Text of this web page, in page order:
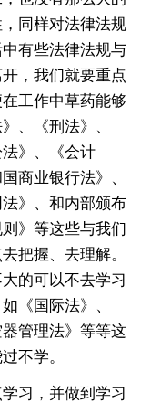
同样对法律法规
有些法律法规与
，我们就要重点
工作中草药能够
、《刑法》、
法》、《会计
商业银行法》、
》、和内部颁布
》等这些与我们
把握、去理解。
的可以不去学习
《国际法》、
管理法》等等这
不学。
习，并做到学习